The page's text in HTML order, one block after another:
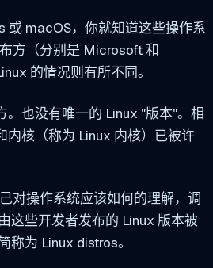
或 macOS，你就知道这些操作系
方（分别是 Microsoft 和
的情况则有所不同。
。也没有唯一的 Linux "版本"。相
内核（称为 Linux 内核）已被许
对操作系统应该如何的理解，调
这些开发者发布的 Linux 版本被
称为 Linux distros。